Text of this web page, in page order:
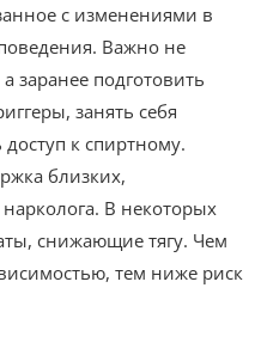
с изменениями в
Важно не
заранее подготовить
занять себя
к спиртному.
близких,
В некоторых
снижающие тягу. Чем
тем ниже риск